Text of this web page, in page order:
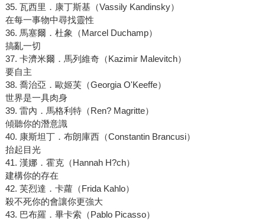
35. 瓦西里．康丁斯基（Vassily Kandinsky）
在每一事物中尋找靈性
36. 馬塞爾．杜象（Marcel Duchamp）
搞亂一切
37. 卡濟米爾．馬列維奇（Kazimir Malevitch）
要自主
38. 喬治亞．歐姬芙（Georgia O'Keeffe）
世界是一具肉身
39. 雷內．馬格利特（Ren? Magritte）
傾聽你的潛意識
40. 康斯坦丁．布朗庫西（Constantin Brancusi）
抬起目光
41. 漢娜．霍克（Hannah H?ch）
建構你的存在
42. 芙烈達．卡蘿（Frida Kahlo）
殺不死你的會讓你更強大
43. 巴布羅．畢卡索（Pablo Picasso）